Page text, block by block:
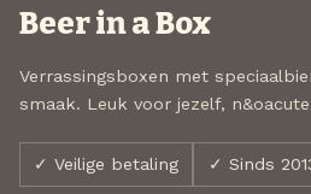
Beer in a Box
Verrassingsboxen met
smaak. Leuk voor jezelf,
✓ Veilige betaling ✓ Sinds